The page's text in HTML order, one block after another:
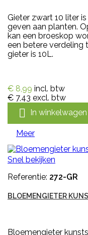
Gieter zwart 10 liter
geven aan planten.
kan een broeskop
een betere verdeling
gieter is 10L.
€ 8,99 incl. btw
€ 7,43 excl. btw
 In winkelwagen
Meer
Snel bekijken
Referentie: 272-GR
BLOEMENGIETER
Bloemengieter